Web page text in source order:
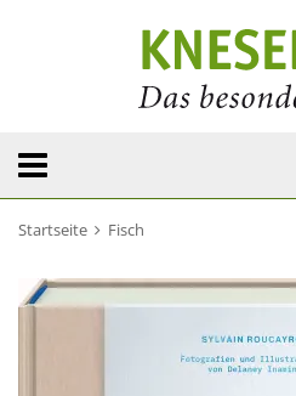
Startseite Fisch